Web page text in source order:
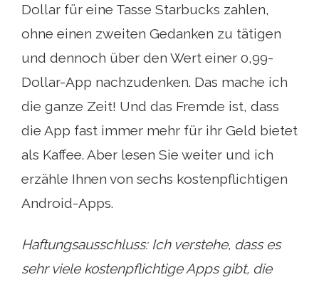
Dollar für eine Tasse Starbucks zahlen,
ohne einen zweiten Gedanken zu tätigen
und dennoch über den Wert einer 0,99-
Dollar-App nachzudenken. Das mache ich
die ganze Zeit! Und das Fremde ist, dass
die App fast immer mehr für ihr Geld bietet
als Kaffee. Aber lesen Sie weiter und ich
erzähle Ihnen von sechs kostenpflichtigen
Android-Apps.
Haftungsausschluss: Ich verstehe, dass es
sehr viele kostenpflichtige Apps gibt, die